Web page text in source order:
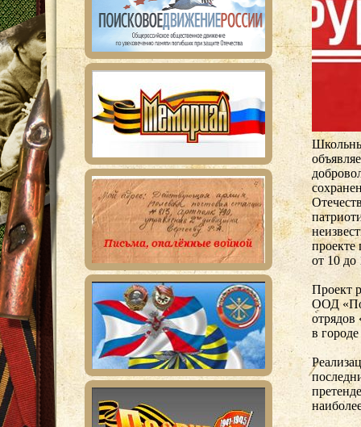
проекте
от 10 до
Проект
ООД
в